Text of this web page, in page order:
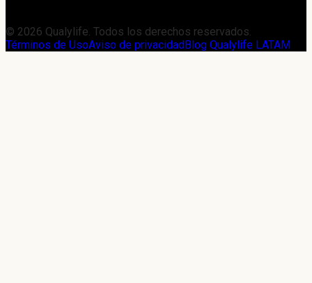
© 2026 Qualylife. Todos los derechos reservados.
Términos de UsoAviso de privacidad Blog Qualylife LATAM